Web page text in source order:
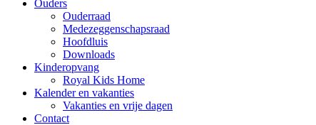
Ouders
Ouderraad
Medezeggenschapsraad
Hoofdluis
Downloads
Kinderopvang
Royal Kids Home
Kalender en vakanties
Vakanties en vrije dagen
Contact